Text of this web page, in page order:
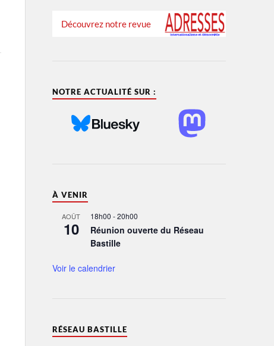
Découvrez notre revue
NOTRE ACTUALITÉ SUR :
À VENIR
AOÛT
10
18h00 -20h00
Réunion ouverte du Réseau
Bastille
Voir le calendrier
RÉSEAU BASTILLE